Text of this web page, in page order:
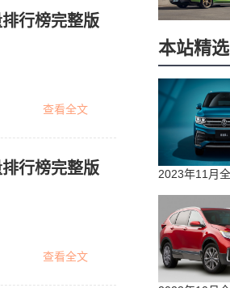
行榜完整版
查看全文
行榜完整版
查看全文
本站精选